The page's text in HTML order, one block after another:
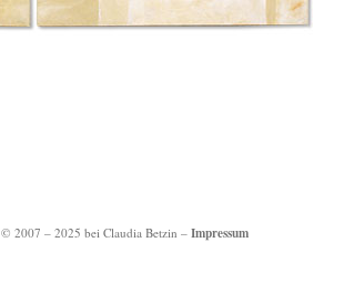
© 2007 – 2025 bei Claudia Betzin – Impressum